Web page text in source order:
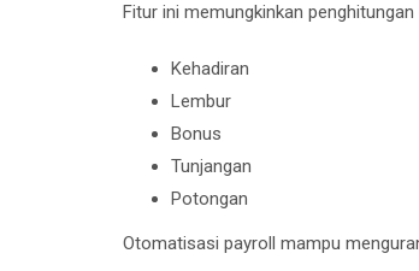
Fitur ini memungkinkan
Kehadiran
Lembur
Bonus
Tunjangan
Potongan
Otomatisasi payroll mampu